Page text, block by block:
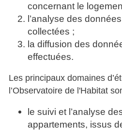
concernant le
l’analyse des
collectées ;
la diffusion des
effectuées.
Les principaux domaines
l’Observatoire de l'Habitat
le suivi et l’analyse
appartements, issus